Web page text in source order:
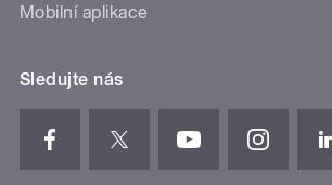
Mobilní aplikace
Sledujte nás